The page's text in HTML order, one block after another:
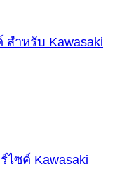
ำหรับ Kawasaki
ไซค์ Kawasaki